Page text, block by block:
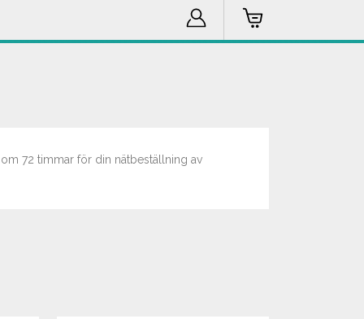
72 timmar för din nätbeställning av